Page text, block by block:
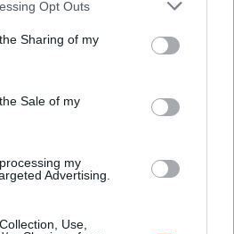
usage behaviour. You may click to
and its third-party tags to
purposes in below Google
Opt Outs
Sharing of my
Sale of my
my
Advertising.
Use,
változatáról
| 2024.12.09 18:40
rendereken a Lenovo
Go kis testvére